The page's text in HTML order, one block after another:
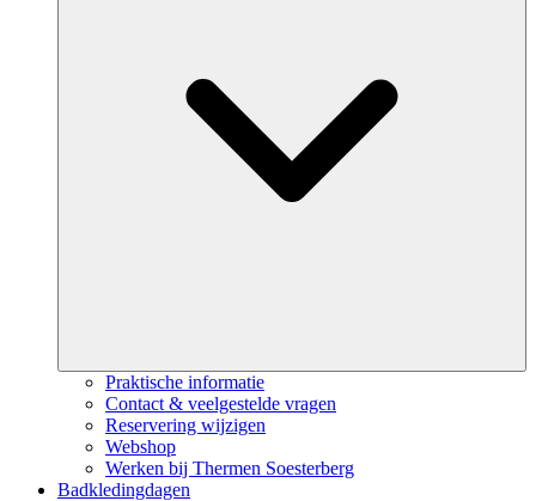
Praktische informatie
Contact & veelgestelde vragen
Reservering wijzigen
Webshop
Werken bij Thermen Soesterberg
Badkledingdagen